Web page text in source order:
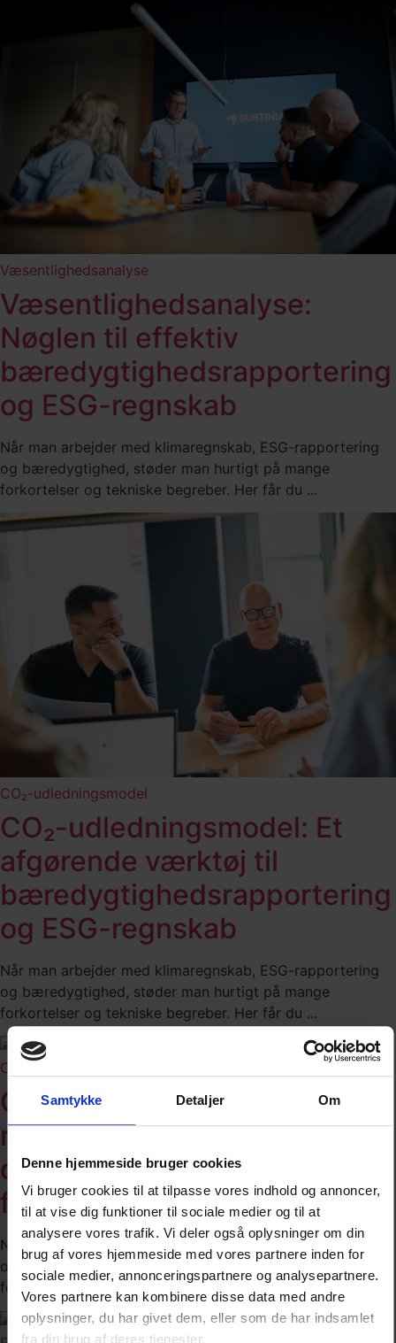
Samtykke Detaljer Om
Denne hjemmeside bruger cookies
Vi bruger cookies til at tilpasse vores indhold og annoncer,
til at vise dig funktioner til sociale medier og til at
analysere vores trafik. Vi deler også oplysninger om din
brug af vores hjemmeside med vores partnere inden for
sociale medier, annonceringspartnere og analysepartnere.
Vores partnere kan kombinere disse data med andre
oplysninger, du har givet dem, eller som de har indsamlet
fra din brug af deres tjenester.
Væsentlighedsanalyse
Væsentlighedsanalyse:
Nøglen til effektiv
bæredygtighedsrapportering
og ESG-regnskab
Når man arbejder med klimaregnskab, ESG-rapportering
og bæredygtighed, støder man hurtigt på mange
forkortelser og tekniske begreber. Her får du ...
CO₂-udledningsmodel
CO₂-udledningsmodel: Et
afgørende værktøj til
bæredygtighedsrapportering
og ESG-regnskab
Når man arbejder med klimaregnskab, ESG-rapportering
og bæredygtighed, støder man hurtigt på mange
forkortelser og tekniske begreber. Her får du ...
CSRD-krav
CSRD-krav og ESG-
rapportering: Hvad betyder
de nye bæredygtighedskrav
for danske virksomheder?
Når man arbejder med klimaregnskab, ESG-rapportering
og bæredygtighed, støder man hurtigt på mange
forkortelser og tekniske begreber. Her får du ...